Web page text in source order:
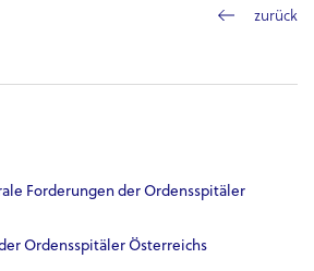
zurück
Forderungen der Ordensspitäler
Ordensspitäler Österreichs